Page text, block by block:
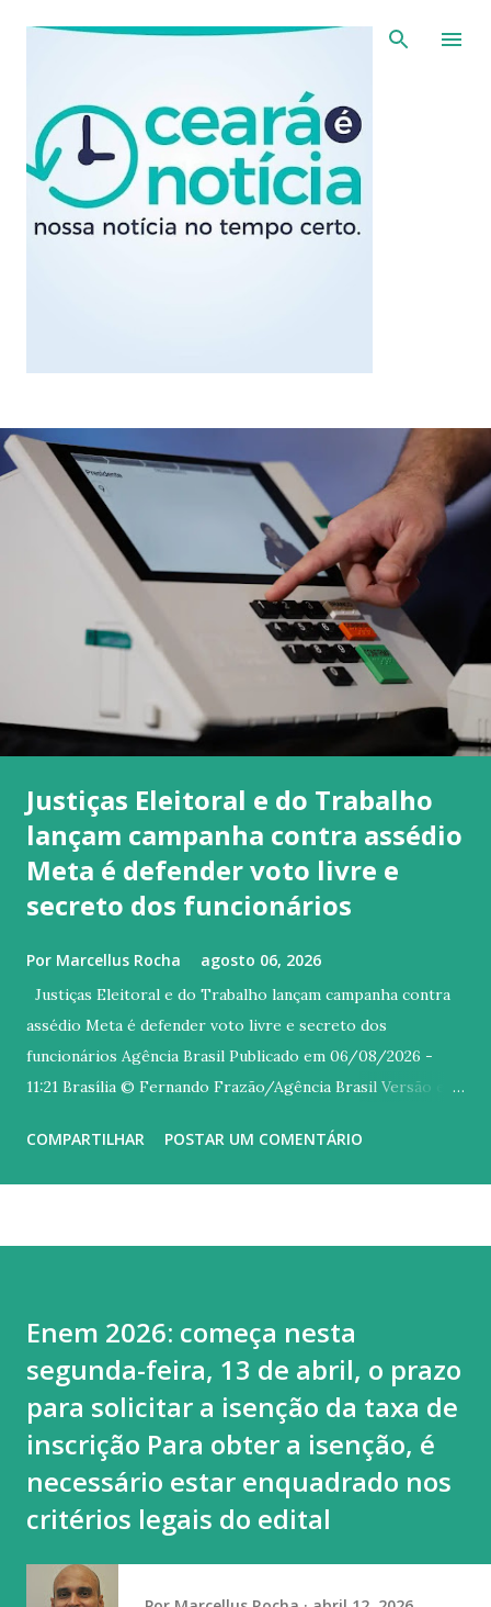
Pular para o conteúdo principal
Justiças Eleitoral e do Trabalho
lançam campanha contra assédio
Meta é defender voto livre e
secreto dos funcionários
Por Marcellus Rocha agosto 06, 2026
Justiças Eleitoral e do Trabalho lançam campanha contra
assédio Meta é defender voto livre e secreto dos
funcionários Agência Brasil Publicado em 06/08/2026 -
11:21 Brasília © Fernando Frazão/Agência Brasil Versão em
Superior do Trabalho (TST) e o Ministério Público do
superiores e colegas que busquem influenciar o voto livre e
secreto de funcionários. O assédio eleitoral ocorre quando
alguém utiliza sua posição de poder no ambiente de
trabalho para influenciar, constranger ou pressionar
trabalhadores a votar, deixar de votar ou apoiar
determinado candidato, partido ou posicionamento
político. “É a prática do empregador que gera esse
COMPARTILHAR POSTAR UM COMENTÁRIO
Enem 2026: começa nesta
segunda-feira, 13 de abril, o prazo
para solicitar a isenção da taxa de
inscrição Para obter a isenção, é
necessário estar enquadrado nos
critérios legais do edital